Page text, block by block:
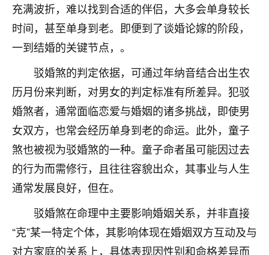
充满波折，难以找到合适的伴侣，大多会单身较长
时间，甚至单身到老。即便到了谈婚论嫁的阶段，
一到结婚的关键节点，。
驳婚煞的判定依据，可通过年纳音结合出生农
历月份来判断，对男女的判定标准有所差异。犯驳
婚煞者，通常面临恋爱与婚姻的诸多挑战，即使男
女双方，也常会经历单身到老的命运。此外，童子
煞也被视为驳婚煞的一种。童子命者虽可能因过去
的行为而需修行，且往往容貌出众，其事业与人生
通常发展良好，但在。
驳婚煞在命理中主要影响婚姻关系，并非直接
“克”某一特定个体，其影响体现在婚姻双方互动及与
对方家庭的关系上，具体表现因性别和命格差异而
1天前 来自四川 9
金白水清
鹿森：慧来老师微信：gjsy0624
1天前 来自江西 12
青春168
我也想要，我也想要！
2天前 来自山西 15
Jessica李
老师做不做超度法事？我想给我奶奶做超度，她今年
刚去世了。